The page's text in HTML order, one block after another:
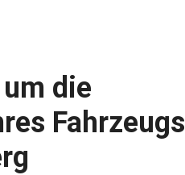
die
Fahrzeugs